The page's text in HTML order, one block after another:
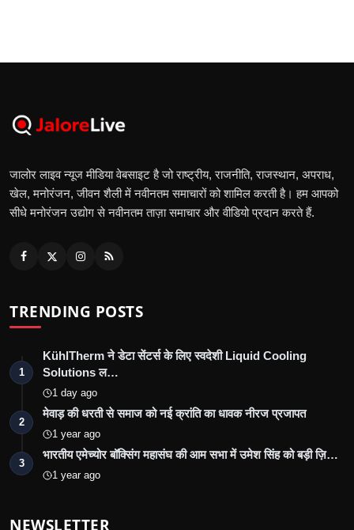
जालोर लाइव न्यूज मीडिया वेबसाइट है जो राष्ट्रीय, राजनीति, राजस्थान, अपराध,
खेल, मनोरंजन, जीवन शैली में नवीनतम समाचारों को शामिल करती है। हम आपको
सीधे मनोरंजन उद्योग से नवीनतम ताज़ा समाचार और वीडियो प्रदान करते हैं.
TRENDING POSTS
1
KühlTherm ने डेटा सेंटर्स के लिए स्वदेशी Liquid Cooling
Solutions ल…
1 day ago
2
मेवाड़ की धरती से समाज को नई क्रांति का धावक नीरज प्रजापत
1 year ago
3
भारतीय एमेच्योर बॉक्सिंग महासंघ की आम सभा में उमेश सिंह को बड़ी ज़ि…
1 year ago
NEWSLETTER